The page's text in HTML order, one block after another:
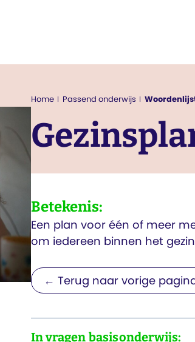
Home Passend onderwijs
Betekenis:
Een plan voor één of meer
om iedereen binnen het
← Terug naar vorige
In vragen basisonderwijs: